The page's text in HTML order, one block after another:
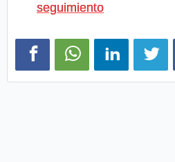
seguimiento